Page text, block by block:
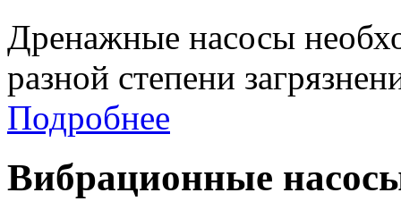
Дренажные насосы
разной степени
Подробнее
Вибрационные